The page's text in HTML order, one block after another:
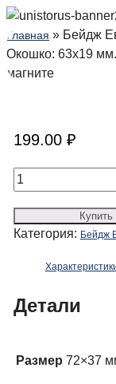
Главная » Бейдж
Окошко: 63х19
магните
199.00 ₽
Количество
товара
Еврос
мм
с
Купить
Категория: Бейдж
Детали
Размер 72×37